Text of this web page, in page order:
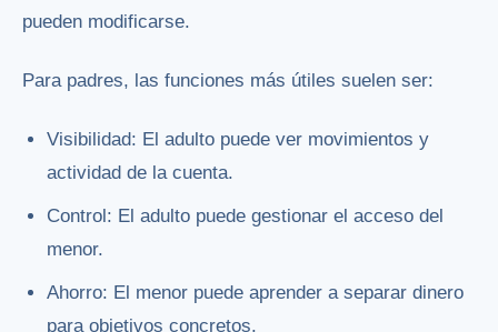
pueden modificarse.
Para padres, las funciones más útiles suelen ser:
Visibilidad: El adulto puede ver movimientos y
actividad de la cuenta.
Control: El adulto puede gestionar el acceso del
menor.
Ahorro: El menor puede aprender a separar dinero
para objetivos concretos.